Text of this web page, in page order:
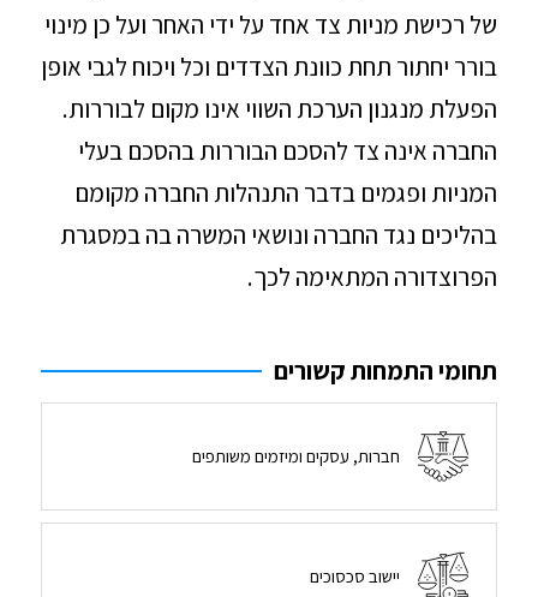
של רכישת מניות צד אחד על ידי האחר ועל כן מינוי
בורר יחתור תחת כוונת הצדדים וכל ויכוח לגבי אופן
הפעלת מנגנון הערכת השווי אינו מקום לבוררות.
החברה אינה צד להסכם הבוררות בהסכם בעלי
המניות ופגמים בדבר התנהלות החברה מקומם
בהליכים נגד החברה ונושאי המשרה בה במסגרת
הפרוצדורה המתאימה לכך.
תחומי התמחות קשורים
חברות, עסקים ומיזמים משותפים
יישוב סכסוכים